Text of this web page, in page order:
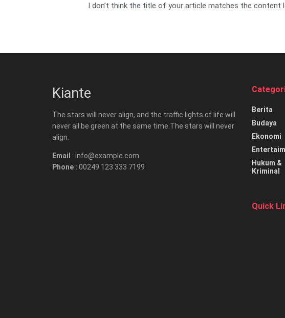
I don’t think the title of your article matches the content
Kiante
The stars will never align, and the traffic lights of life will
never all be green at the same time.The stars will never
align.
Email : info@example.com
Phone : 00249 123 333 7199
Berita
Budaya
Ekonomi
Hukum &
Kriminal
Quick